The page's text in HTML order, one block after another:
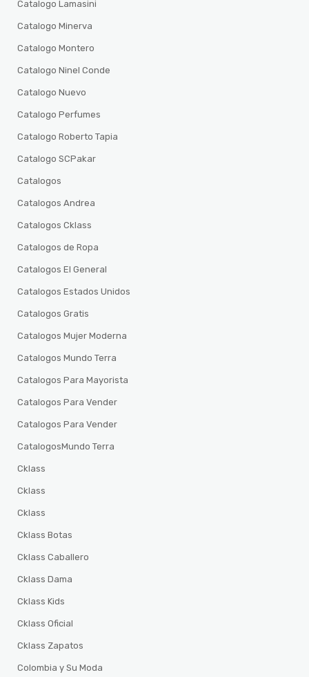
Catalogo Lamasini
Catalogo Minerva
Catalogo Montero
Catalogo Ninel Conde
Catalogo Nuevo
Catalogo Perfumes
Catalogo Roberto Tapia
Catalogo SCPakar
Catalogos
Catalogos Andrea
Catalogos Cklass
Catalogos de Ropa
Catalogos El General
Catalogos Estados Unidos
Catalogos Gratis
Catalogos Mujer Moderna
Catalogos Mundo Terra
Catalogos Para Mayorista
Catalogos Para Vender
Catalogos Para Vender
CatalogosMundo Terra
Cklass
Cklass
Cklass
Cklass Botas
Cklass Caballero
Cklass Dama
Cklass Kids
Cklass Oficial
Cklass Zapatos
Colombia y Su Moda